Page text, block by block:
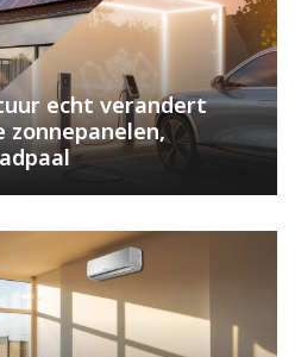
echt verandert